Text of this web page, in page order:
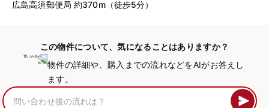
広島高須郵便局 約370m（徒歩5分）
この物件について、気になることはありますか？
物件の詳細や、購入までの流れなどをAIがお答えし
ます。